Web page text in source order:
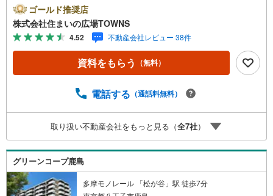
ので、部屋の衛生環境を保つことができます。駅から徒歩9
分圏内の物件です。南東向きの物件のご紹介です。物件の
向きも確認しておきましょう。70.24平米の専有面積でスペ
ースの面でも問題なく快適に過ごせますよ。南東向きの物
件のご紹介です。物件の向きも確認しておきましょう。駐
車場利用代金は1ヵ月11000円です。訪問者をカメラで確認
け取れる宅配ボックスは、対面での受け渡しに不安がある
す。専有面積は70.24平米となっており広々とした空間で生
活することができます。いつでもゴミ出しができるので、
部屋の悪臭を予防することができます。数ある物件の中か
ら弊社の物件をご覧いただき、ありがとうございます。心
を込めてお手伝いさせて下さい
ゴールド推奨店
株式会社住まいの広場TOWNS
4.52 不動産会社レビュー 38件
資料をもらう （無料）
電話する （通話料無料）
取り扱い不動産会社をもっと見る（全7社）
グリーンコープ鹿島
多摩モノレール 「松が谷」駅 徒歩7分